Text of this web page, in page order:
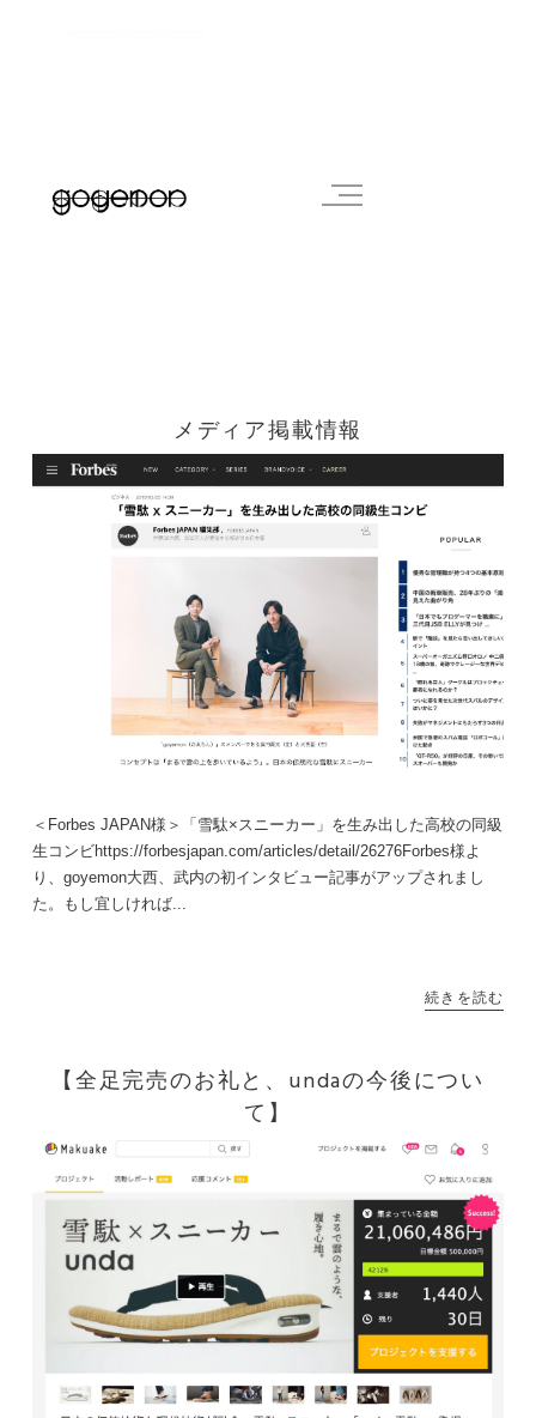
メディア掲載情報
＜Forbes JAPAN様＞「雪駄×スニーカー」を生み出した高校の同級
生コンビhttps://forbesjapan.com/articles/detail/26276Forbes様よ
り、goyemon大西、武内の初インタビュー記事がアップされまし
た。もし宜しければ...
続きを読む
【全足完売のお礼と、undaの今後につい
て】